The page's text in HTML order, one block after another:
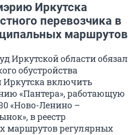
Иркутска
перевозчика в
маршрутов
Иркутской области обязал
обустройства
включить
«Пантера», работающую
«Ново-Ленино –
в реестр
маршрутов регулярных